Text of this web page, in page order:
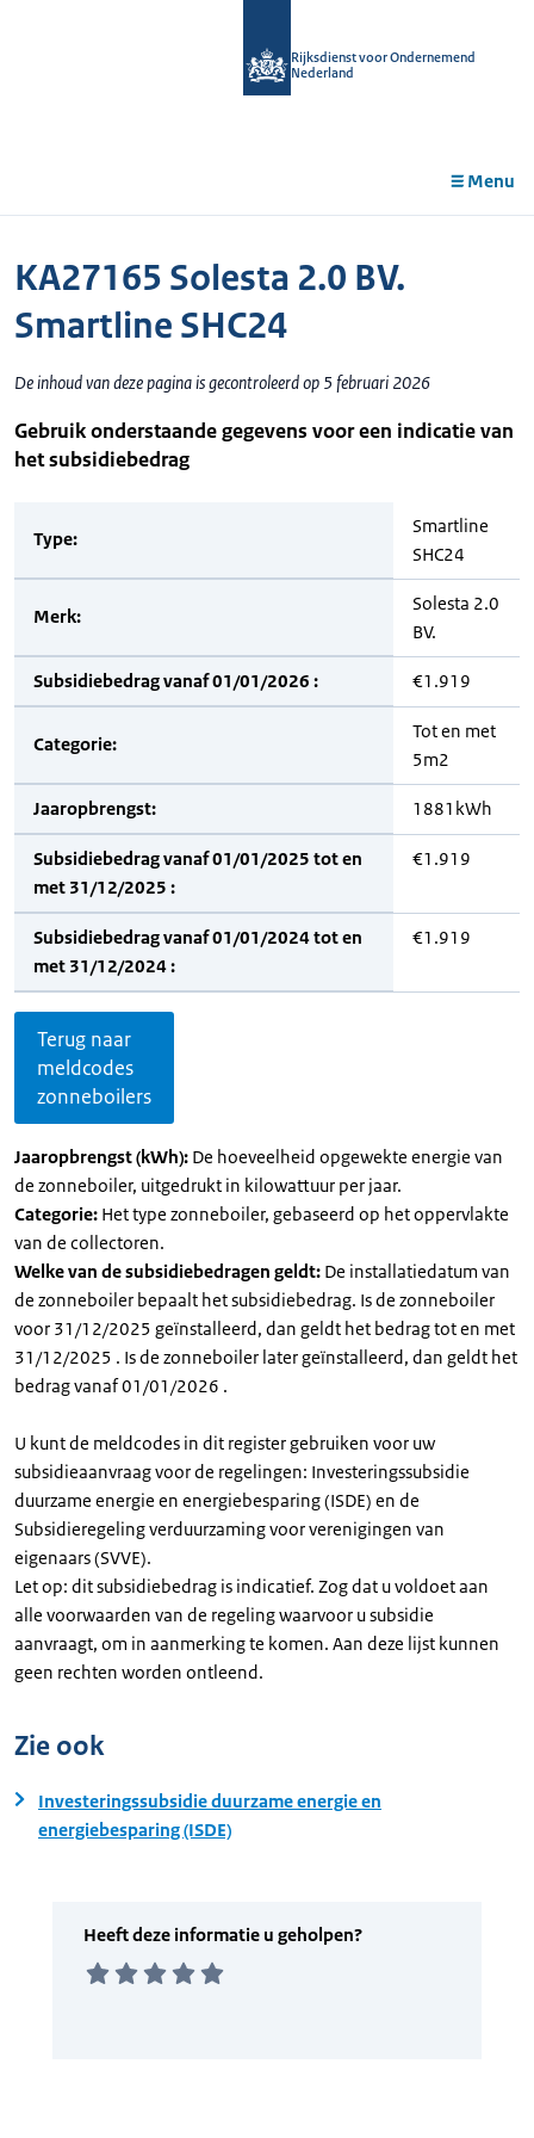
Rijksdienst voor Ondernemend
Nederland
Menu
KA27165 Solesta 2.0 BV.
Smartline SHC24
De inhoud van deze pagina is gecontroleerd op 5 februari 2026
Gebruik onderstaande gegevens voor een indicatie van
het subsidiebedrag
Type:
Smartline
SHC24
Merk:
Solesta 2.0
BV.
Subsidiebedrag vanaf 01/01/2026 : €1.919
Categorie:
Tot en met
5m2
Jaaropbrengst: 1881kWh
Subsidiebedrag vanaf 01/01/2025 tot en
met 31/12/2025 :
€1.919
Subsidiebedrag vanaf 01/01/2024 tot en
met 31/12/2024 :
€1.919
Terug naar
meldcodes
zonneboilers
Jaaropbrengst (kWh): De hoeveelheid opgewekte energie van
de zonneboiler, uitgedrukt in kilowattuur per jaar.
Categorie: Het type zonneboiler, gebaseerd op het oppervlakte
van de collectoren.
Welke van de subsidiebedragen geldt: De installatiedatum van
de zonneboiler bepaalt het subsidiebedrag. Is de zonneboiler
voor 31/12/2025 geïnstalleerd, dan geldt het bedrag tot en met
31/12/2025 . Is de zonneboiler later geïnstalleerd, dan geldt het
bedrag vanaf 01/01/2026 .
U kunt de meldcodes in dit register gebruiken voor uw
subsidieaanvraag voor de regelingen: Investeringssubsidie
duurzame energie en energiebesparing (ISDE) en de
Subsidieregeling verduurzaming voor verenigingen van
eigenaars (SVVE).
Let op: dit subsidiebedrag is indicatief. Zog dat u voldoet aan
alle voorwaarden van de regeling waarvoor u subsidie
aanvraagt, om in aanmerking te komen. Aan deze lijst kunnen
geen rechten worden ontleend.
Zie ook
Investeringssubsidie duurzame energie en
energiebesparing (ISDE)